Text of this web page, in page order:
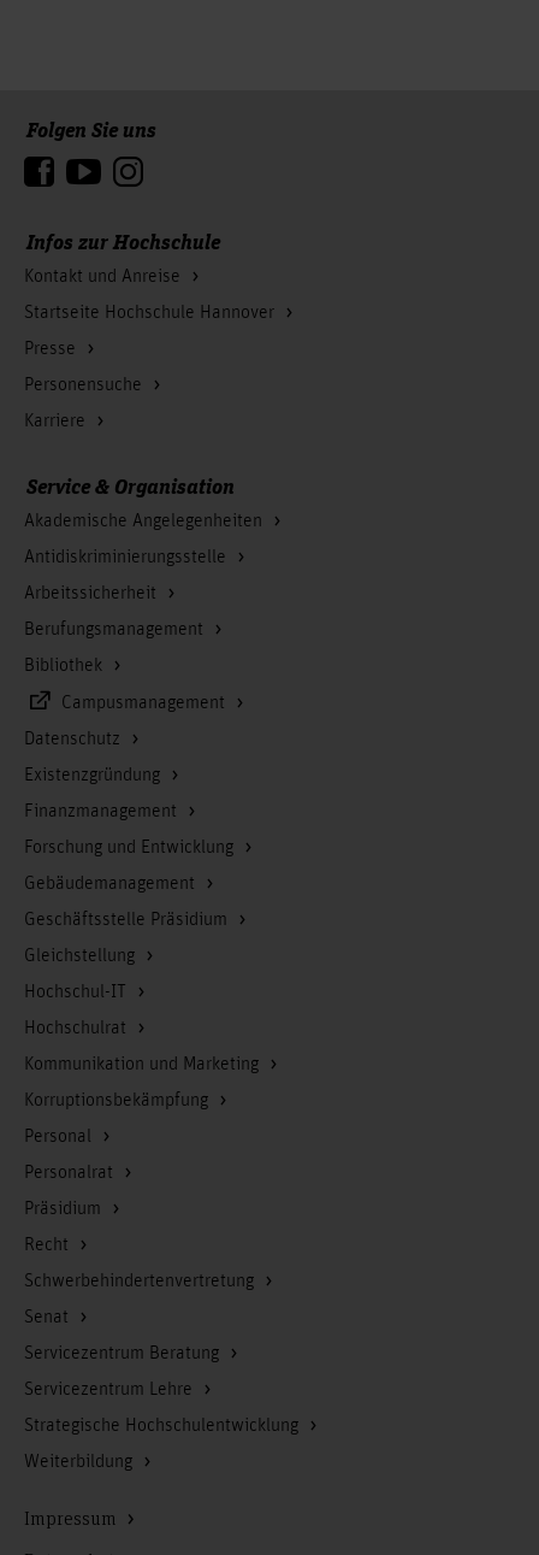
Infos zur Hochschule
Kontakt und Anreise
Startseite Hochschule Hannover
Presse
Personensuche
Karriere
Folgen Sie uns
Service & Organisation
Akademische Angelegenheiten
Antidiskriminierungsstelle
Arbeitssicherheit
Berufungsmanagement
Bibliothek
Campusmanagement
Datenschutz
Existenzgründung
Finanzmanagement
Forschung und Entwicklung
Gebäudemanagement
Geschäftsstelle Präsidium
Gleichstellung
Hochschul-IT
Hochschulrat
Kommunikation und Marketing
Korruptionsbekämpfung
Personal
Personalrat
Präsidium
Recht
Schwerbehindertenvertretung
Senat
Servicezentrum Beratung
Servicezentrum Lehre
Strategische Hochschulentwicklung
Weiterbildung
Impressum